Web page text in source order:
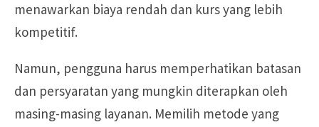
menawarkan biaya rendah dan kurs yang lebih
kompetitif.
Namun, pengguna harus memperhatikan batasan
dan persyaratan yang mungkin diterapkan oleh
masing-masing layanan. Memilih metode yang